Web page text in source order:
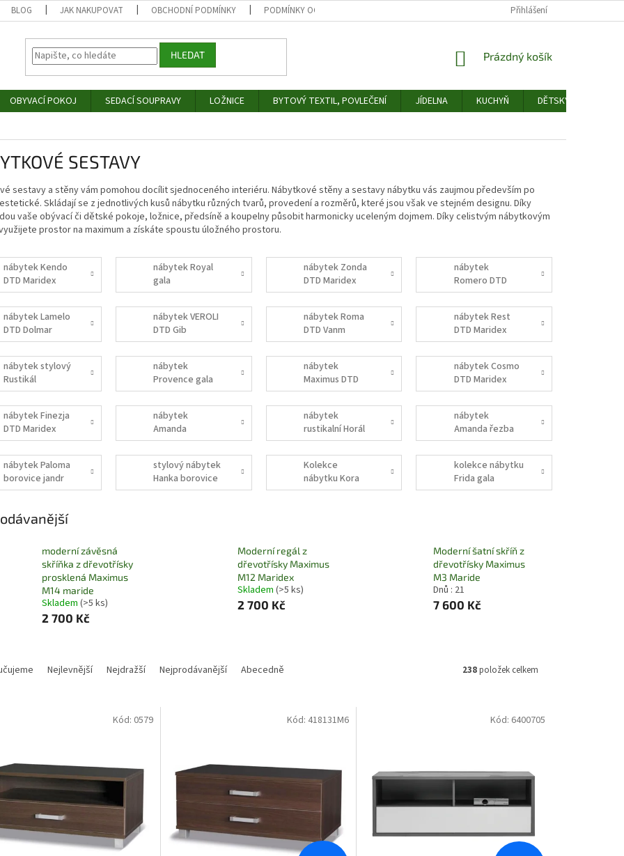
BLOG JAK NAKUPOVAT OBCHODNÍ PODMÍNKY PODMÍNKY OCHRANY OSOBNÍCH ÚDAJŮ ODSTOUPENÍ OD SMLOUVY
Přihlášení
HLEDAT
NÁKUPNÍ
Prázdný košík
OBYVACÍ POKOJ SEDACÍ SOUPRAVY LOŽNICE BYTOVÝ TEXTIL, POVLEČENÍ JÍDELNA KUCHYŇ
DĚTSKÝ POKOJ
SESTAVY
sestavy a stěny vám pomohou docílit sjednoceného interiéru. Nábytkové stěny a sestavy nábytku vás zaujmou především po
Skládají se z jednotlivých kusů nábytku různých tvarů, provedení a rozměrů, které jsou však ve stejném designu. Díky
vaše obývací či dětské pokoje, ložnice, předsíně a koupelny působit harmonicky uceleným dojmem. Díky celistvým nábytkovým
prostor na maximum a získáte spoustu úložného prostoru.
nábytek Kendo
DTD Maridex
nábytek Royal
gala
nábytek Zonda
DTD Maridex
nábytek
Romero DTD
Dolmar
nábytek Lamelo
DTD Dolmar
nábytek VEROLI
DTD Gib
nábytek Roma
DTD Vanm
nábytek Rest
DTD Maridex
nábytek stylový
Rustikál
borovice
nábytek
Provence gala
nábytek
Maximus DTD
Maridex
nábytek Cosmo
DTD Maridex
nábytek Finezja
DTD Maridex
nábytek
Amanda
borovice jandr
nábytek
rustikalní Horál
borovice jandr
nábytek
Amanda řezba
borovice jandr
nábytek Paloma
borovice jandr
stylový nábytek
Hanka borovice
jandr
Kolekce
nábytku Kora
gala
kolekce nábytku
Frida gala
moderní závěsná
skříňka z dřevotřísky
prosklená Maximus
M14 maride
Skladem (>5 ks)
2 700 Kč
Moderní regál z
dřevotřísky Maximus
M12 Maridex
Skladem (>5 ks)
2 700 Kč
Moderní šatní skříň z
dřevotřísky Maximus
M3 Maride
Dnů : 21
7 600 Kč
Nejlevnější Nejdražší Nejprodávanější Abecedně 238položek celkem
Kód: 0579 Kód: 418131M6 Kód: 6400705